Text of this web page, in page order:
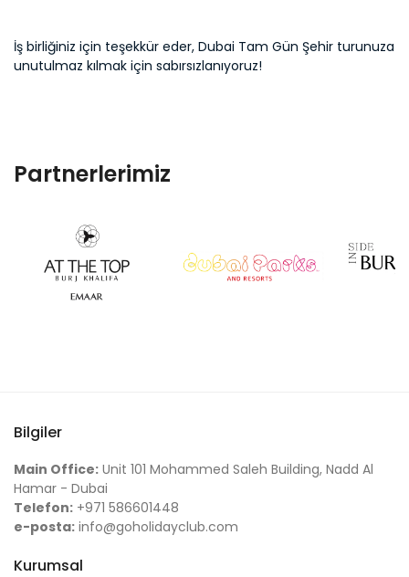
İş birliğiniz için teşekkür eder, Dubai Tam Gün Şehir turunuza
unutulmaz kılmak için sabırsızlanıyoruz!
Partnerlerimiz
Bilgiler
Main Office: Unit 101 Mohammed Saleh Building, Nadd Al
Hamar - Dubai
Telefon: +971 586601448
e-posta: info@goholidayclub.com
Kurumsal